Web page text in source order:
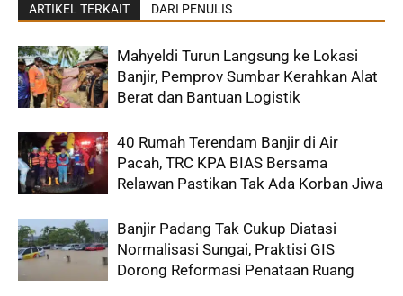
ARTIKEL TERKAIT DARI PENULIS
Mahyeldi Turun Langsung ke Lokasi
Banjir, Pemprov Sumbar Kerahkan Alat
Berat dan Bantuan Logistik
40 Rumah Terendam Banjir di Air
Pacah, TRC KPA BIAS Bersama
Relawan Pastikan Tak Ada Korban Jiwa
Banjir Padang Tak Cukup Diatasi
Normalisasi Sungai, Praktisi GIS
Dorong Reformasi Penataan Ruang